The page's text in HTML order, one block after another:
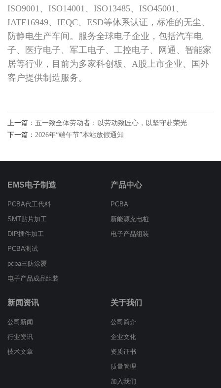
ISO9001、ISO14001、ISO13485、ISO45001、
IATF16949、IEQC、ESD等体系认证，标准的无尘、
防静电生产车间。服务全球电子企业，包括汽车电
子、医疗电子、军工电子、工控电子、网通、智能家
居等行业，目前为多家科创板、A股上市企业、国外
客户提供制造服务。
上一篇： 五一致全体劳动者：以劳动致匠心，以坚守赴荣光
下一篇： 2026年“端午节”本站放假通知
EMS电子制造
PCBA代工代料
SMT贴片加工
DIP插件加工
PCBA测试
pcba三防涂覆
电子产品成品组装
产品中心
PCBA
新能源充电桩
电子产品组装
新闻资讯
公司新闻
行业资讯
技术文章
关于我们
公司简介
企业文化
资质证书
质量管理
加入我们